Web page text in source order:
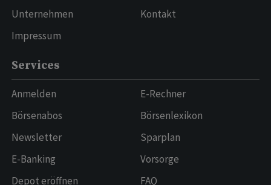
Unternehmen
Impressum
Kontakt
Services
Anmelden
Börsenabos
Newsletter
E-Banking
Depot eröffnen
E-Rechner
Börsenlexikon
Sparplan
Vorsorge
FAQ